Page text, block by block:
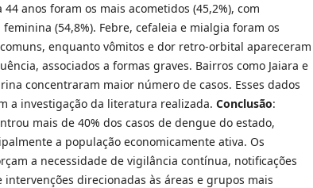
44 anos foram os mais acometidos (45,2%), com
(54,8%). Febre, cefaleia e mialgia foram os
enquanto vômitos e dor retro-orbital apareceram
associados a formas graves. Bairros como Jaiara e
concentraram maior número de casos. Esses dados
a investigação da literatura realizada. Conclusão:
mais de 40% dos casos de dengue do estado,
a população economicamente ativa. Os
a necessidade de vigilância contínua, notificações
intervenções direcionadas às áreas e grupos mais